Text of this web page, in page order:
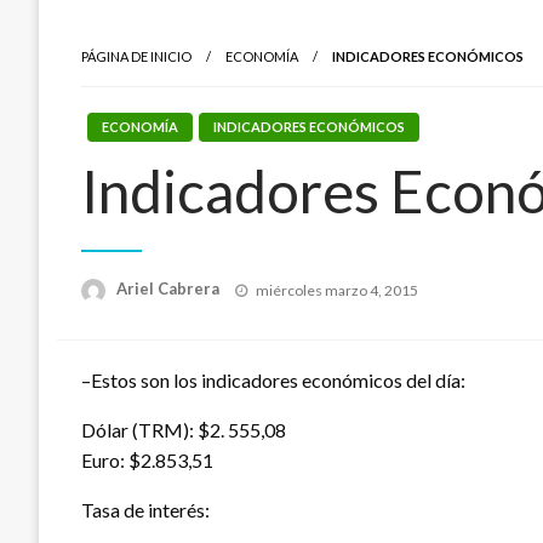
PÁGINA DE INICIO ECONOMÍA INDICADORES ECONÓMICOS
ECONOMÍA INDICADORES ECONÓMICOS
Indicadores
Ariel Cabrera
Publicado
miércoles marzo 4, 2015
–Estos son los indicadores económicos del día:
Dólar (TRM): $2. 555,08
Euro: $2.853,51
Tasa de interés: